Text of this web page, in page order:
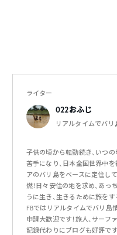
ライター
022おふじ
リアルタイムでバ
子供の頃から転勤続き、いつ
苦手になり、日本全国世界中
アのバリ島をベースに定住し
燃！日々安住の地を求め、あっ
うに生き、生きるために旅をす
FBではリアルタイムでバリ島
申請大歓迎です！旅人、サーフ
記録代わりにブログも好評で